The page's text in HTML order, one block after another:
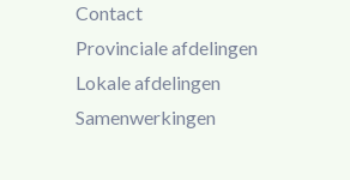
Contact
Provinciale afdelingen
Lokale afdelingen
Samenwerkingen